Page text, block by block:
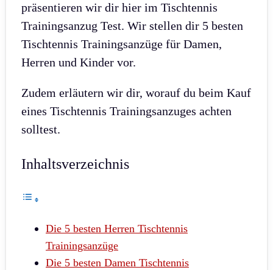
präsentieren wir dir hier im Tischtennis
Trainingsanzug Test. Wir stellen dir 5 besten
Tischtennis Trainingsanzüge für Damen,
Herren und Kinder vor.
Zudem erläutern wir dir, worauf du beim Kauf
eines Tischtennis Trainingsanzuges achten
solltest.
Inhaltsverzeichnis
Die 5 besten Herren Tischtennis
Trainingsanzüge
Die 5 besten Damen Tischtennis